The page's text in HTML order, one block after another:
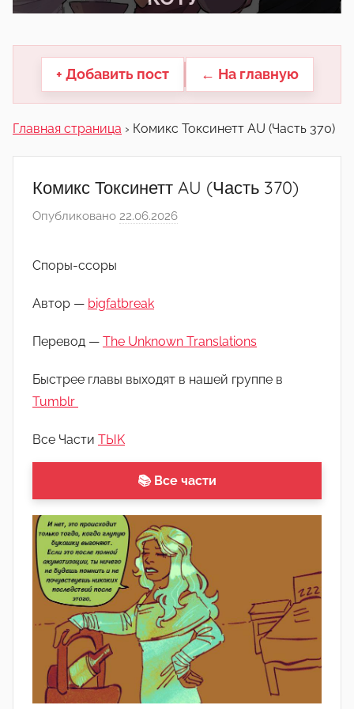
другие.
+ Добавить пост ← На главную
Главная страница › Комикс Токсинетт AU (Часть 370)
Комикс Токсинетт AU (Часть 370)
Опубликовано 22.06.2026
м
а
р
е
д
а
к
т
о
р
-
а
д
м
Споры-ссоры
Автор — bigfatbreak
Перевод — The Unknown Translations
Быстрее главы выходят в нашей группе в
Tumblr
Все Части ТЫK
📚 Все части